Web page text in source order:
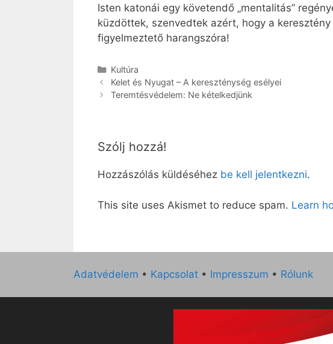
Isten katonái egy követendő „mentalitás”
küzdöttek, szenvedtek azért, hogy a
figyelmeztető harangszóra!
Kategória
Kultúra
Kelet és Nyugat – A kereszténység esélyei
Teremtésvédelem: Ne kételkedjünk
Szólj hozzá!
Hozzászólás küldéséhez be kell jelentkezni.
This site uses Akismet to reduce spam. Learn
Adatvédelem • Kapcsolat • Impresszum • Rólunk